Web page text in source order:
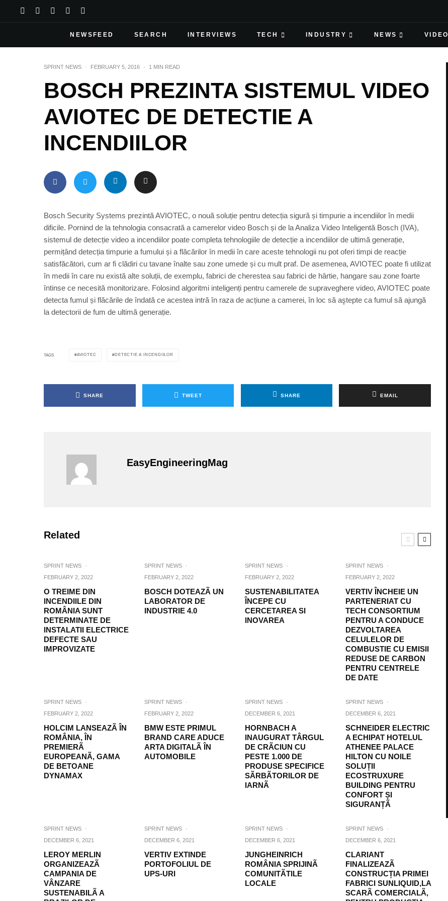
NEWSFEED SEARCH INTERVIEWS TECH INDUSTRY NEWS VIDEO
SPRINT NEWS · FEBRUARY 5, 2016 · 1 MIN READ
BOSCH PREZINTA SISTEMUL VIDEO
AVIOTEC DE DETECTIE A
INCENDIILOR
Bosch Security Systems prezintă AVIOTEC, o nouă soluție pentru detecția sigură și timpurie a incendiilor în medii
dificile. Pornind de la tehnologia consacrată a camerelor video Bosch și de la Analiza Video Inteligentă Bosch (IVA),
sistemul de detecție video a incendiilor poate completa tehnologiile de detecție a incendiilor de ultimă generație,
permițând detecția timpurie a fumului și a flăcărilor în medii în care aceste tehnologii nu pot oferi timpi de reacție
satisfăcători, cum ar fi clădiri cu tavane înalte sau zone umede și cu mult praf. De asemenea, AVIOTEC poate fi utilizat
în medii în care nu există alte soluții, de exemplu, fabrici de cherestea sau fabrici de hârtie, hangare sau zone foarte
întinse ce necesită monitorizare. Folosind algoritmi inteligenți pentru camerele de supraveghere video, AVIOTEC poate
detecta fumul și flăcările de îndată ce acestea intră în raza de acțiune a camerei, în loc să aştepte ca fumul să ajungă
la detectorii de fum de ultimă generație.
TAGS AVIOTEC DETECTIE A INCENDIILOR
SHARE TWEET SHARE EMAIL
EasyEngineeringMag
Related
SPRINT NEWS
·
FEBRUARY 2, 2022
O TREIME DIN
INCENDIILE DIN
ROMÂNIA SUNT
DETERMINATE DE
INSTALATII ELECTRICE
DEFECTE SAU
IMPROVIZATE
SPRINT NEWS
·
FEBRUARY 2, 2022
BOSCH DOTEAZÃ UN
LABORATOR DE
INDUSTRIE 4.0
SPRINT NEWS
·
FEBRUARY 2, 2022
SUSTENABILITATEA
ÎNCEPE CU
CERCETAREA SI
INOVAREA
SPRINT NEWS
·
FEBRUARY 2, 2022
VERTIV ÎNCHEIE UN
PARTENERIAT CU
TECH CONSORTIUM
PENTRU A CONDUCE
DEZVOLTAREA
CELULELOR DE
COMBUSTIE CU EMISII
REDUSE DE CARBON
PENTRU CENTRELE
DE DATE
SPRINT NEWS
·
FEBRUARY 2, 2022
HOLCIM LANSEAZÃ ÎN
ROMÂNIA, ÎN
PREMIERÃ
EUROPEANÃ, GAMA
DE BETOANE
DYNAMAX
SPRINT NEWS
·
FEBRUARY 2, 2022
BMW ESTE PRIMUL
BRAND CARE ADUCE
ARTA DIGITALÃ ÎN
AUTOMOBILE
SPRINT NEWS
·
DECEMBER 6, 2021
HORNBACH A
INAUGURAT TÂRGUL
DE CRÃCIUN CU
PESTE 1.000 DE
PRODUSE SPECIFICE
SÃRBÃTORILOR DE
IARNÃ
SPRINT NEWS
·
DECEMBER 6, 2021
SCHNEIDER ELECTRIC
A ECHIPAT HOTELUL
ATHENEE PALACE
HILTON CU NOILE
SOLUȚII
ECOSTRUXURE
BUILDING PENTRU
CONFORT ȘI
SIGURANȚÃ
SPRINT NEWS
·
DECEMBER 6, 2021
LEROY MERLIN
ORGANIZEAZÃ
CAMPANIA DE
VÂNZARE
SUSTENABILÃ A
SPRINT NEWS
·
DECEMBER 6, 2021
VERTIV EXTINDE
PORTOFOLIUL DE
UPS-URI
SPRINT NEWS
·
DECEMBER 6, 2021
JUNGHEINRICH
ROMÂNIA SPRIJINÃ
COMUNITÃTILE
LOCALE
SPRINT NEWS
·
DECEMBER 6, 2021
CLARIANT
FINALIZEAZÃ
CONSTRUCȚIA PRIMEI
FABRICI SUNLIQUID,LA
SCARÃ COMERCIALÃ,